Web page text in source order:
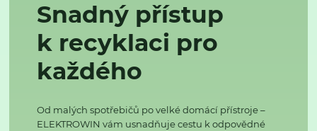
Snadný přístup
k recyklaci pro
každého
Od malých spotřebičů po velké domácí přístroje –
ELEKTROWIN vám usnadňuje cestu k odpovědné